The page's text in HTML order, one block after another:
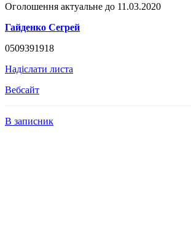
Оголошення актуальне до 11.03.2020
Гайденко Сегрей
0509391918
Надіслати листа
Вебсайт
В записник